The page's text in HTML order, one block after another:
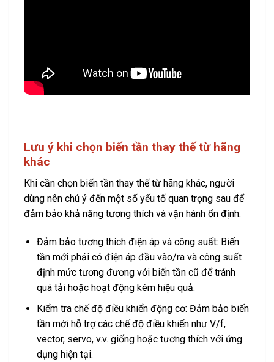
Lưu ý khi chọn biến tần thay thế từ hãng
khác
Khi cần chọn biến tần thay thế từ hãng khác, người
dùng nên chú ý đến một số yếu tố quan trọng sau để
đảm bảo khả năng tương thích và vận hành ổn định:
Đảm bảo tương thích điện áp và công suất: Biến
tần mới phải có điện áp đầu vào/ra và công suất
định mức tương đương với biến tần cũ để tránh
quá tải hoặc hoạt động kém hiệu quả.
Kiểm tra chế độ điều khiển động cơ: Đảm bảo biến
tần mới hỗ trợ các chế độ điều khiển như V/f,
vector, servo, v.v. giống hoặc tương thích với ứng
dụng hiện tại.